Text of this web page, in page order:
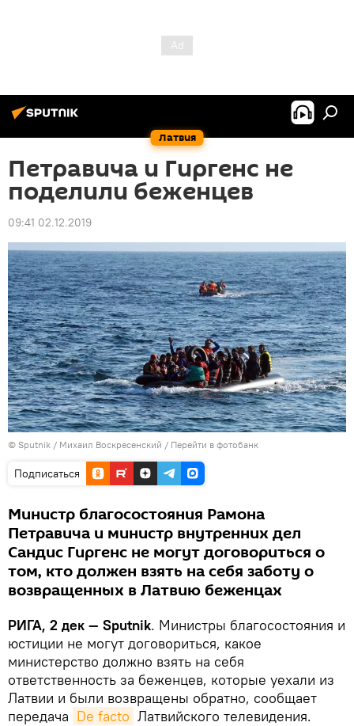
Латвия
Петравича и Гиргенс не
поделили беженцев
09:41 02.12.2019
© Sputnik / Михаил Воскресенский / Перейти в фотобанк
Подписаться
Министр благосостояния Рамона
Петравича и министр внутренних дел
Сандис Гиргенс не могут договориться о
том, кто должен взять на себя заботу о
возвращенных в Латвию беженцах
РИГА, 2 дек — Sputnik. Министры благосостояния и
юстиции не могут договориться, какое
министерство должно взять на себя
ответственность за беженцев, которые уехали из
Латвии и были возвращены обратно, сообщает
передача De facto Латвийского телевидения.